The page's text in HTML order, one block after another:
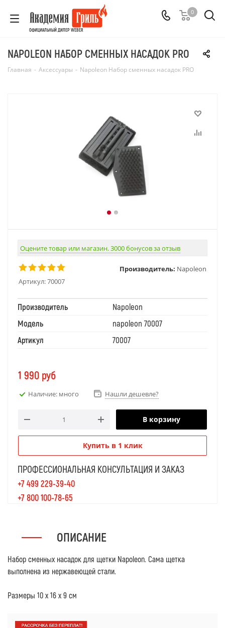
ОФИЦИАЛЬНЫЙ ДИЛЕР WEBER
0
NAPOLEON НАБОР СМЕННЫХ НАСАДОК PRO
Главная - Аксессуары - Napoleon Набор сменных насадок PRO
Оцените товар или магазин. 3000 бонусов за отзыв
Артикул:70007
Производитель: Napoleon
Производитель
Napoleon
Модель
napoleon 70007
Артикул
70007
1 990 руб
Наличие: много Нашли дешевле?
В корзину
Купить в 1 клик
ПРОФЕССИОНАЛЬНАЯ КОНСУЛЬТАЦИЯ И ЗАКАЗ
+7 499 229-39-40
+7 800 100-78-65
ОПИСАНИЕ
Набор сменных насадок для щетки Napoleon. Сама щетка
выполнена из нержавеющей стали.
Размеры 10 х 16 х 9 см